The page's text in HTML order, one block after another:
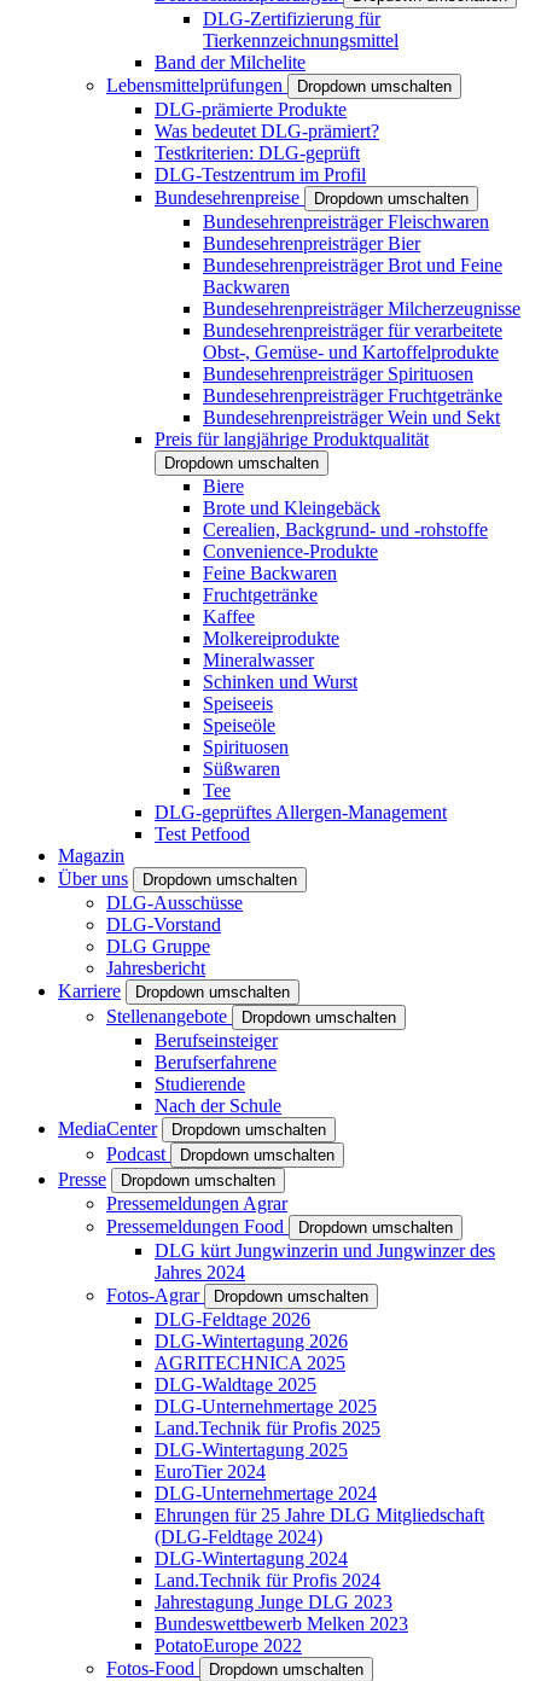
DLG-Zertifizierung für
Tierkennzeichnungsmittel
Band der Milchelite
Lebensmittelprüfungen
Dropdown umschalten
DLG-prämierte Produkte
Was bedeutet DLG-prämiert?
Testkriterien: DLG-geprüft
DLG-Testzentrum im Profil
Bundesehrenpreise
Dropdown umschalten
Bundesehrenpreisträger Fleischwaren
Bundesehrenpreisträger Bier
Bundesehrenpreisträger Brot und Feine
Backwaren
Bundesehrenpreisträger Milcherzeugnisse
Bundesehrenpreisträger für verarbeitete
Obst-, Gemüse- und Kartoffelprodukte
Bundesehrenpreisträger Spirituosen
Bundesehrenpreisträger Fruchtgetränke
Bundesehrenpreisträger Wein und Sekt
Preis für langjährige Produktqualität
Dropdown umschalten
Biere
Brote und Kleingebäck
Cerealien, Backgrund- und -rohstoffe
Convenience-Produkte
Feine Backwaren
Fruchtgetränke
Kaffee
Molkereiprodukte
Mineralwasser
Schinken und Wurst
Speiseeis
Speiseöle
Spirituosen
Süßwaren
Tee
DLG-geprüftes Allergen-Management
Test Petfood
Magazin
Über uns
Dropdown umschalten
DLG-Ausschüsse
DLG-Vorstand
DLG Gruppe
Jahresbericht
Karriere
Dropdown umschalten
Stellenangebote Dropdown umschalten
Berufseinsteiger
Berufserfahrene
Studierende
Nach der Schule
MediaCenter
Dropdown umschalten
Podcast Dropdown umschalten
Presse Dropdown umschalten
Pressemeldungen Agrar
Pressemeldungen Food
Dropdown umschalten
DLG kürt Jungwinzerin und Jungwinzer des
Jahres 2024
Fotos-Agrar
Dropdown umschalten
DLG-Feldtage 2026
DLG-Wintertagung 2026
AGRITECHNICA 2025
DLG-Waldtage 2025
DLG-Unternehmertage 2025
Land.Technik für Profis 2025
DLG-Wintertagung 2025
EuroTier 2024
DLG-Unternehmertage 2024
Ehrungen für 25 Jahre DLG Mitgliedschaft
(DLG-Feldtage 2024)
DLG-Wintertagung 2024
Land.Technik für Profis 2024
Jahrestagung Junge DLG 2023
Bundeswettbewerb Melken 2023
PotatoEurope 2022
Fotos-Food
Dropdown umschalten